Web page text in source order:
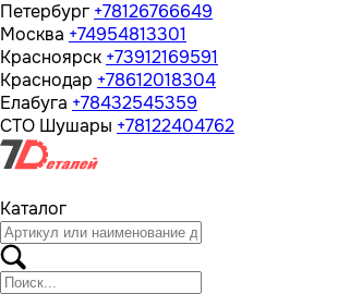
Петербург +78126766649
Москва +74954813301
Красноярск +73912169591
Краснодар +78612018304
Елабуга +78432545359
СТО Шушары +78122404762
Каталог